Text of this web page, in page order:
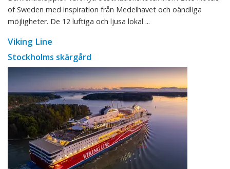
of Sweden med inspiration från Medelhavet och oändliga
möjligheter. De 12 luftiga och ljusa lokal ...
Viking Line
Stockholms skärgård